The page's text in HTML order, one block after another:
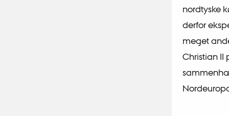
nordtyske
derfor
meget
Christian II